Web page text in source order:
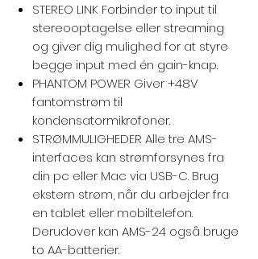
STEREO LINK Forbinder to input til
stereooptagelse eller streaming
og giver dig mulighed for at styre
begge input med én gain-knap.
PHANTOM POWER Giver +48V
fantomstrøm til
kondensatormikrofoner.
STRØMMULIGHEDER Alle tre AMS-
interfaces kan strømforsynes fra
din pc eller Mac via USB-C. Brug
ekstern strøm, når du arbejder fra
en tablet eller mobiltelefon.
Derudover kan AMS-24 også bruge
to AA-batterier.